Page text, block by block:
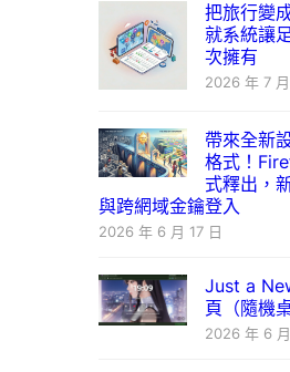
把旅行變
就系統讓
次擁有
2026 年 7
帶來全新
格式！
式釋出，
與跨網域金鑰登入
2026 年 6 月 17 日
Just a
頁（隨機
2026 年 6